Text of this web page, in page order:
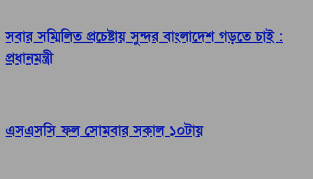
সবার সম্মিলিত প্রচেষ্টায় সুন্দর বাংলাদেশ গড়তে চাই :
প্রধানমন্ত্রী
এসএসসি ফল সোমবার সকাল ১০টায়